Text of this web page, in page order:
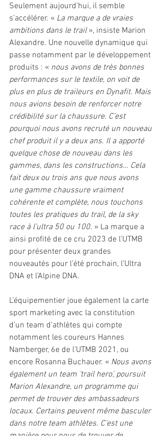
Seulement aujourd’hui, il semble
s’accélérer. « La marque a de vraies
ambitions dans le trail », insiste Marion
Alexandre. Une nouvelle dynamique qui
passe notamment par le développement
produits : « nous avons de très bonnes
performances sur le textile, on voit de
plus en plus de traileurs en Dynafit. Mais
nous avions besoin de renforcer notre
crédibilité sur la chaussure. C’est
pourquoi nous avons recruté un nouveau
chef produit il y a deux ans. Il a apporté
quelque chose de nouveau dans les
gammes, dans les constructions… Cela
fait deux ou trois ans que nous avons
une gamme chaussure vraiment
cohérente et complète, nous touchons
toutes les pratiques du trail, de la sky
race à l’ultra 50 ou 100. » La marque a
ainsi profité de ce cru 2023 de l’UTMB
pour présenter deux grandes
nouveautés pour l’été prochain, l’Ultra
DNA et l’Alpine DNA.
L’équipementier joue également la carte
sport marketing avec la constitution
d’un team d’athlètes qui compte
notamment les coureurs Hannes
Namberger, 6e de l’UTMB 2021, ou
encore Rosanna Buchauer. « Nous avons
également un team ‘trail hero’, poursuit
Marion Alexandre, un programme qui
permet de trouver des ambassadeurs
locaux. Certains peuvent même basculer
dans notre team athlètes. C’est une
manière pour nous de trouver de